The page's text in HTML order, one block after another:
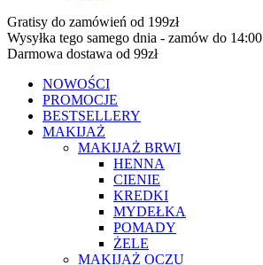
Gratisy do zamówień od 199zł
Wysyłka tego samego dnia - zamów do 14:00
Darmowa dostawa od 99zł
NOWOŚCI
PROMOCJE
BESTSELLERY
MAKIJAŻ
MAKIJAŻ BRWI
HENNA
CIENIE
KREDKI
MYDEŁKA
POMADY
ŻELE
MAKIJAŻ OCZU